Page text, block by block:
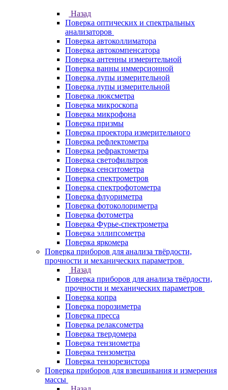
Назад
Поверка оптических и спектральных
анализаторов
Поверка автоколлиматора
Поверка автокомпенсатора
Поверка антенны измерительной
Поверка ванны иммерсионной
Поверка лупы измерительной
Поверка лупы измерительной
Поверка люксметра
Поверка микроскопа
Поверка микрофона
Поверка призмы
Поверка проектора измерительного
Поверка рефлектометра
Поверка рефрактометра
Поверка светофильтров
Поверка сенситометра
Поверка спектрометров
Поверка спектрофотометра
Поверка флуориметра
Поверка фотоколориметра
Поверка фотометра
Поверка Фурье-спектрометра
Поверка эллипсометра
Поверка яркомера
Поверка приборов для анализа твёрдости,
прочности и механических параметров
Назад
Поверка приборов для анализа твёрдости,
прочности и механических параметров
Поверка копра
Поверка порозиметра
Поверка пресса
Поверка релаксометра
Поверка твердомера
Поверка тензиометра
Поверка тензометра
Поверка тензорезистора
Поверка приборов для взвешивания и измерения
массы